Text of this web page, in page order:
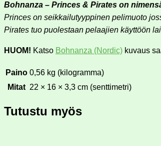
Bohnanza – Princes & Pirates on
Princes on seikkailutyyppinen pelimuoto
Pirates tuo puolestaan pelaajien käyttöön
HUOM! Katso Bohnanza (Nordic) kuvaus
Paino 0,56 kg (kilogramma)
Mitat 22 × 16 × 3,3 cm (senttimetri)
Tutustu myös